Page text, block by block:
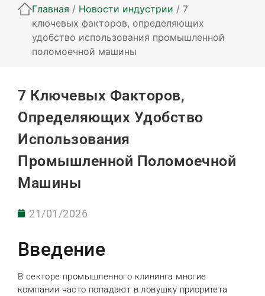
Главная / Новости индустрии / 7
ключевых факторов, определяющих
удобство использования промышленной
поломоечной машины
7 Ключевых Факторов,
Определяющих Удобство
Использования
Промышленной Поломоечной
Машины
21/01/2026
Введение
В секторе промышленного клининга многие
компании часто попадают в ловушку приоритета